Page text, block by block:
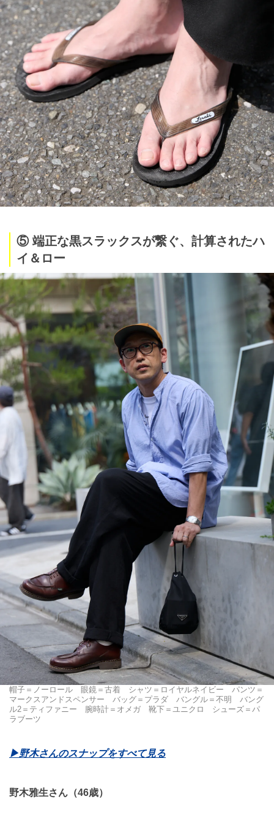
⑤ 端正な黒スラックスが繋ぐ、計算されたハ
イ＆ロー
帽子＝ノーロール 眼鏡＝古着 シャツ＝ロイヤルネイビー パンツ＝
マークスアンドスペンサー バッグ＝プラダ バングル＝不明 バング
ル2＝ティファニー 腕時計＝オメガ 靴下＝ユニクロ シューズ＝パ
ラブーツ
▶野木さんのスナップをすべて見る
野木雅生さん（46歳）